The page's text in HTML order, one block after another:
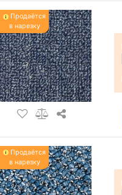
Продаётся
в нарезку
Продаётся
в нарезку